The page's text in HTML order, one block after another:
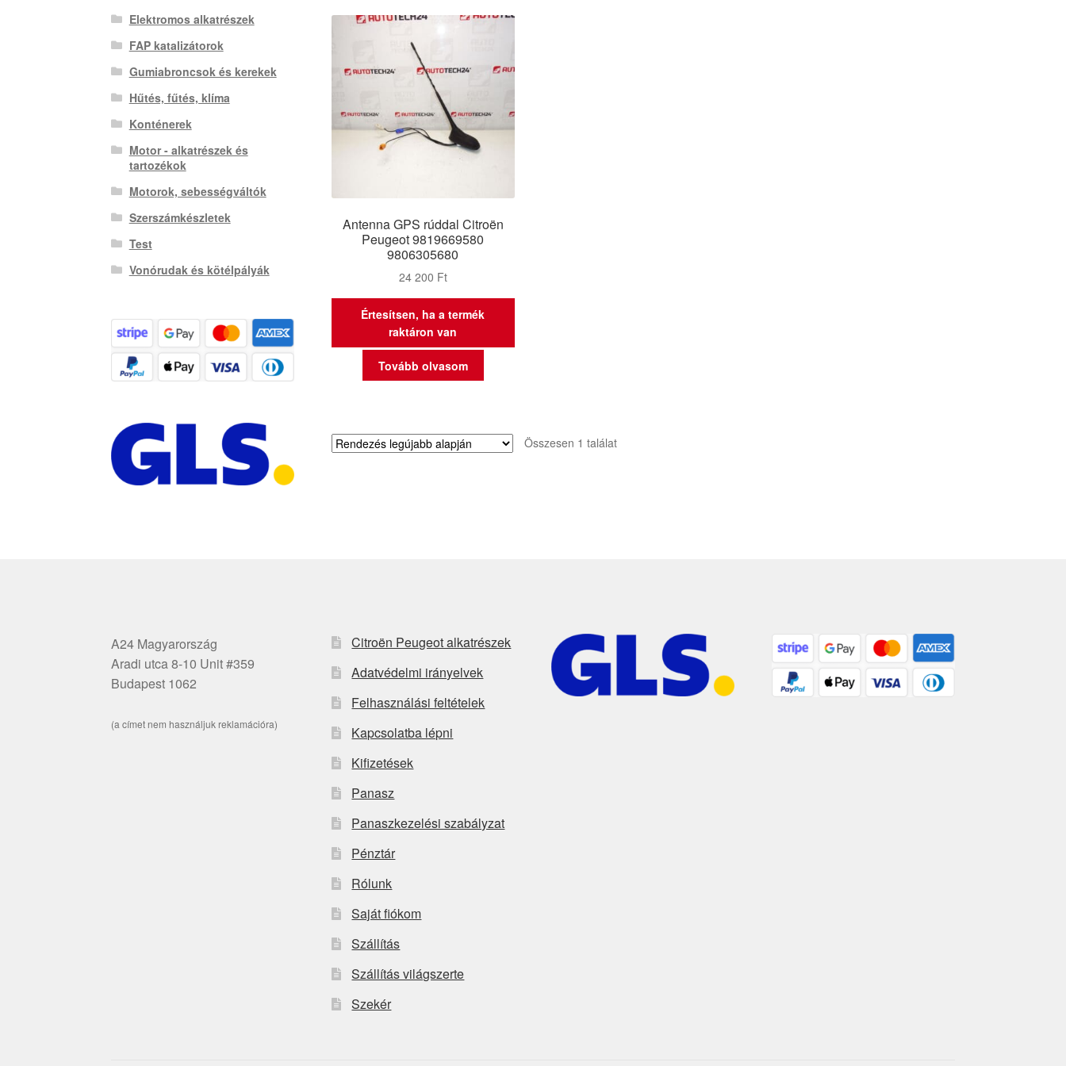
Antenna GPS rúddal Citroën
Peugeot 9819669580
9806305680
24 200 Ft
Értesítsen, ha a termék
raktáron van
Tovább olvasom
Összesen 1 találat
Elektromos alkatrészek
FAP katalizátorok
Gumiabroncsok és kerekek
Hűtés, fűtés, klíma
Konténerek
Motor - alkatrészek és
tartozékok
Motorok, sebességváltók
Szerszámkészletek
Test
Vonórudak és kötélpályák
A24 Magyarország
Aradi utca 8-10 Unit #359
Budapest 1062
(a címet nem használjuk reklamációra)
Citroën Peugeot alkatrészek
Adatvédelmi irányelvek
Felhasználási feltételek
Kapcsolatba lépni
Kifizetések
Panasz
Panaszkezelési szabályzat
Pénztár
Rólunk
Saját fiókom
Szállítás
Szállítás világszerte
Szekér